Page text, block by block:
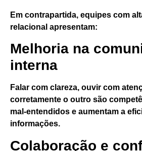
Em contrapartida, equipes com
relacional apresentam:
Melhoria na
interna
Falar com clareza, ouvir com
corretamente o outro são
mal-entendidos e aumentam a
informações.
Colaboração e